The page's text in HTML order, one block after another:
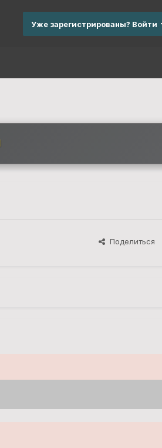
Уже зарегистрированы? Войти
Поделиться